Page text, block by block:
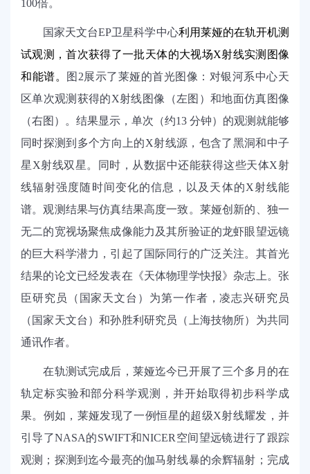
100倍。
国家天文台EP卫星科学中心利用莱娅的在轨开机测
试观测，首次获得了一批天体的大视场X射线实测图像
和能谱。
图 2展示了莱娅的首光图像：对银河系中心天
区单次观测获得的X射线图像（左图）和地面仿真图像
（右图）。结果显示，单次（约13 分钟）的观测就能够
同时探测到多个方向上的X射线源，包含了黑洞和中子
星X射线双星。同时，从数据中还能获得这些天体X射
线辐射强度随时间变化的信息，以及天体的X射线能
谱。观测结果与仿真结果高度一致。 莱娅创新的、独一
无二的宽视场聚焦成像能力及其所验证的龙虾眼望远镜
的巨大科学潜力，引起了国际同行的广泛关注。其首光
结果的论文已经发表在《天体物理学快报》杂志上。 张
臣研究员（国家天文台）为第一作者，凌志兴研究员
（国家天文台）和孙胜利研究员（上海技物所）为共同
通讯作者。
在轨测试完成后，莱娅迄今已开展了三个多月的在
轨定标实验和部分科学观测，并开始取得初步科学成
果。例如，莱娅发现了一例恒星的超级X射线耀发，并
引导了NASA的SWIFT和NICER空间望远镜进行了跟踪
观测；探测到迄今最亮的伽马射线暴的余辉辐射；完成